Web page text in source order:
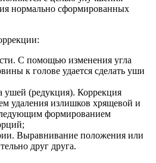
нормально сформированных
С помощью изменения угла
к голове удается сделать уши
ушей (редукция). Коррекция
удаления излишков хрящевой и
формированием
Выравнивание положения или
друг друга.